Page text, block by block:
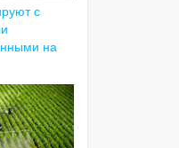
с
на